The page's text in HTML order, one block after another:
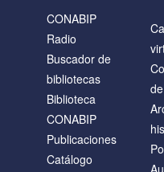
CONABIP
Radio
Buscador de
bibliotecas
Biblioteca
CONABIP
Publicaciones
Catálogo